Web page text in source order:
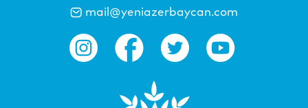
mail@yeniazerbaycan.com